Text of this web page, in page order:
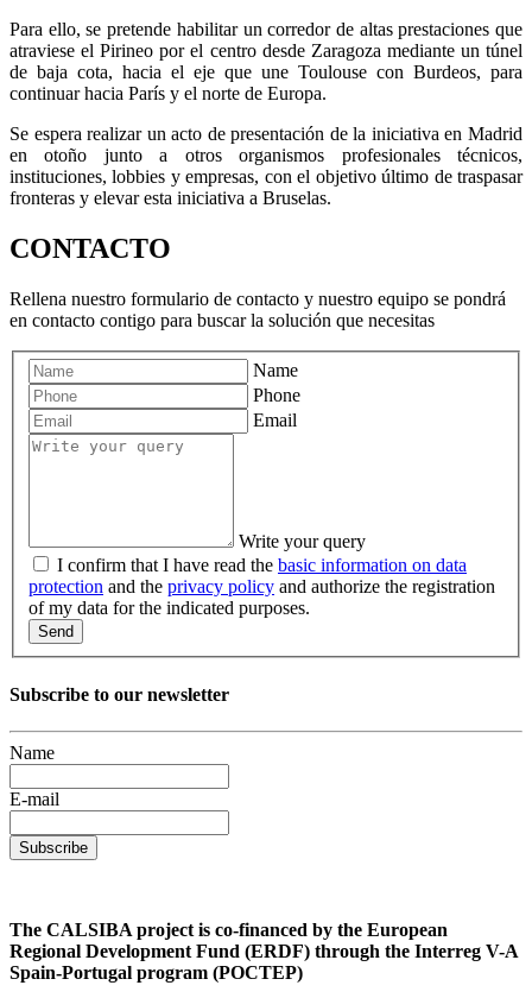
Para ello, se pretende habilitar un corredor de altas prestaciones que
atraviese el Pirineo por el centro desde Zaragoza mediante un túnel
de baja cota, hacia el eje que une Toulouse con Burdeos, para
continuar hacia París y el norte de Europa.
Se espera realizar un acto de presentación de la iniciativa en Madrid
en otoño junto a otros organismos profesionales técnicos,
instituciones, lobbies y empresas, con el objetivo último de traspasar
fronteras y elevar esta iniciativa a Bruselas.
CONTACTO
Rellena nuestro formulario de contacto y nuestro equipo se pondrá
en contacto contigo para buscar la solución que necesitas
Name
Phone
Email
Write your query
I confirm that I have read the basic information on data
protection and the privacy policy and authorize the registration
of my data for the indicated purposes.
Send
Subscribe to our newsletter
Name
E-mail
Subscribe
The CALSIBA project is co-financed by the European
Regional Development Fund (ERDF) through the Interreg V-A
Spain-Portugal program (POCTEP)